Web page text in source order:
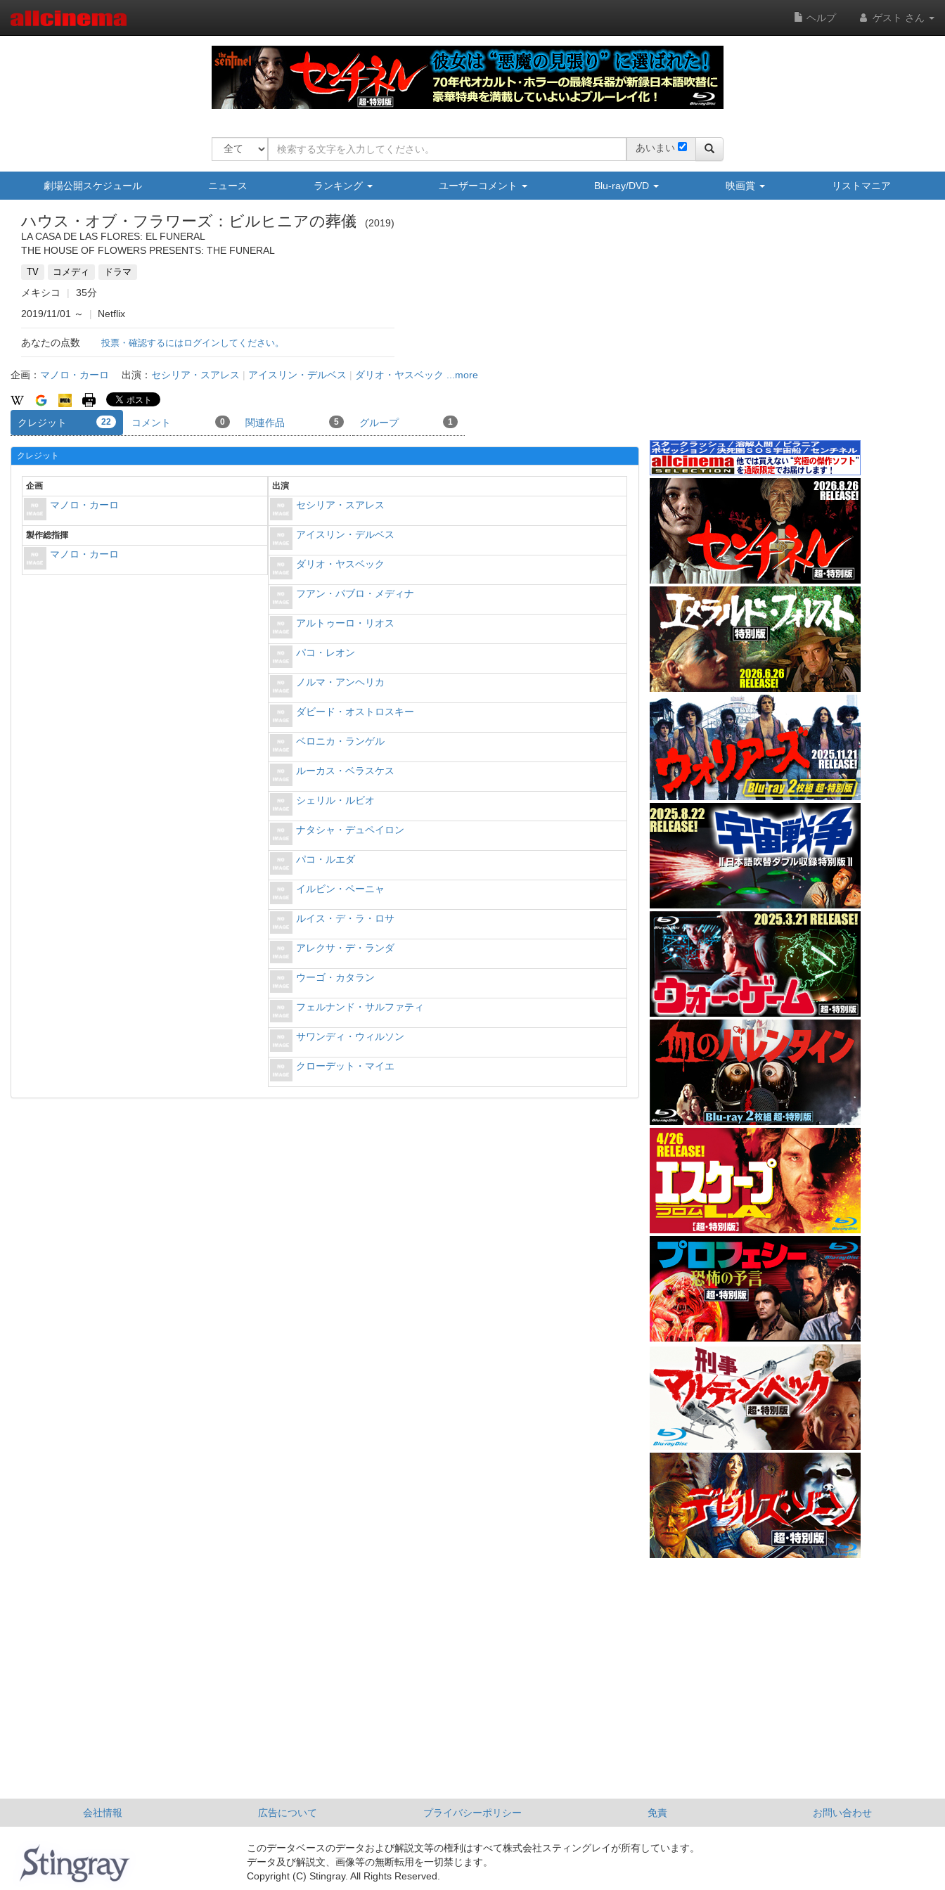
ヘルプ ゲスト さん
あいまい
劇場公開スケジュール ニュース ランキング ユーザーコメント Blu-ray/DVD 映画賞 リストマニア
ハウス・オブ・フラワーズ：ビルヒニアの葬儀
2019
LA CASA DE LAS FLORES: EL FUNERAL
THE HOUSE OF FLOWERS PRESENTS: THE FUNERAL
TV コメディ ドラマ
メキシコ
35分
2019/11/01
～ | Netflix
あなたの点数 投票・確認するにはログインしてください。
企画： マノロ・カーロ 出演： セシリア・スアレス | アイスリン・デルベス | ダリオ・ヤスベック ...more
クレジット 22 コメント 0 関連作品 5 グループ 1
クレジット
企画
マノロ・カーロ
製作総指揮
マノロ・カーロ
出演
セシリア・スアレス
アイスリン・デルベス
ダリオ・ヤスベック
フアン・パブロ・メディナ
アルトゥーロ・リオス
パコ・レオン
ノルマ・アンヘリカ
ダビード・オストロスキー
ベロニカ・ランゲル
ルーカス・ベラスケス
シェリル・ルビオ
ナタシャ・デュペイロン
パコ・ルエダ
イルビン・ペーニャ
ルイス・デ・ラ・ロサ
アレクサ・デ・ランダ
ウーゴ・カタラン
フェルナンド・サルファティ
サワンディ・ウィルソン
クローデット・マイエ
会社情報 広告について プライバシーポリシー 免責 お問い合わせ
このデータベースのデータおよび解説文等の権利はすべて株式会社スティングレイが所有しています。
データ及び解説文、画像等の無断転用を一切禁じます。
Copyright (C) Stingray. All Rights Reserved.